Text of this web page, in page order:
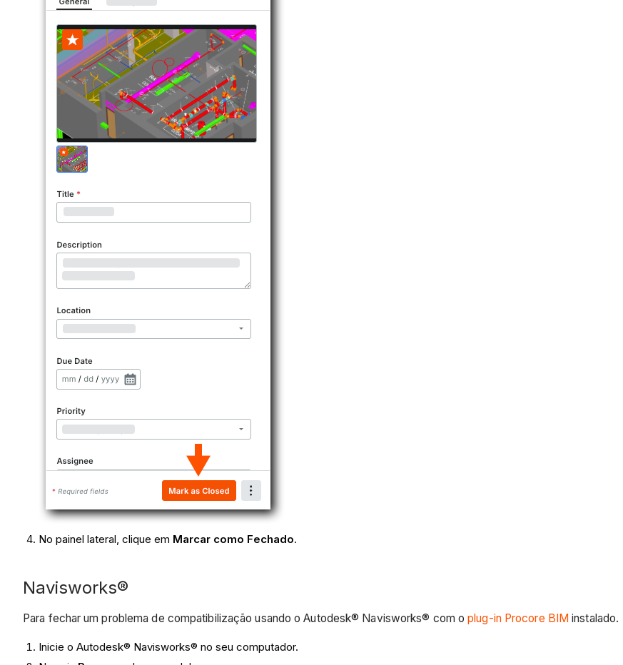
No painel lateral, clique em Marcar como Fechado.
Navisworks®
Para fechar um problema de compatibilização usando o Autodesk® Navisworks® com oplug-in Procore BIM instalado.
Inicie o Autodesk® Navisworks® no seu computador.